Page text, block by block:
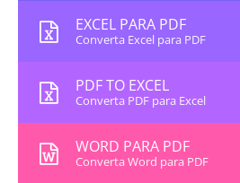
EXCEL PARA PDF
Converta Excel para PDF
PDF TO EXCEL
Converta PDF para Excel
WORD PARA PDF
Converta Word para PDF